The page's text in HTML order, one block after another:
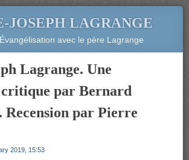
JOSEPH LAGRANGE
avec le père Lagrange
Lagrange. Une
par Bernard
Recension par Pierre
2019, 15:53